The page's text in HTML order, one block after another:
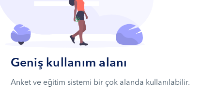
Geniş kullanım alanı
Anket ve eğitim sistemi bir çok alanda kullanılabilir.